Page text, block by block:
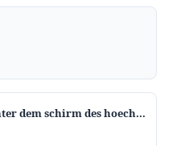
v bibelpredigt unter dem schirm des hoechsten psalm 91